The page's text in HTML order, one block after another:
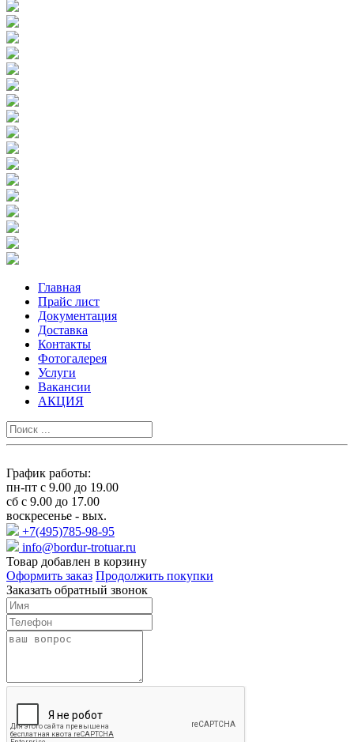
Главная
Прайс лист
Документация
Доставка
Контакты
Фотогалерея
Услуги
Вакансии
АКЦИЯ
График работы:
пн-пт с 9.00 до 19.00
сб с 9.00 до 17.00
воскресенье - вых.
+7(495)785-98-95
info@bordur-trotuar.ru
Товар добавлен в корзину
Оформить заказ Продолжить покупки
Заказать обратный звонок